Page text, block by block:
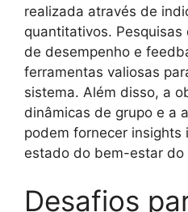
realizada através de
quantitativos.
de desempenho e
ferramentas valiosas
sistema. Além disso, a
dinâmicas de grupo e a
podem fornecer
estado do bem-estar do
Desafios